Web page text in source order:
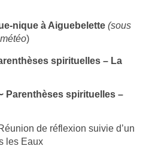
nique à Aiguebelette (sous
)
spirituelles – La
Parenthèses spirituelles –
de réflexion suivie d’un
les Eaux